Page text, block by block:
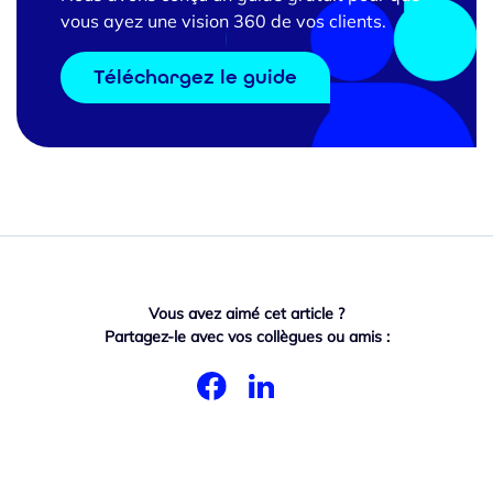
vous ayez une vision 360 de vos clients.
Téléchargez le guide
Vous avez aimé cet article ?
Partagez-le avec vos collègues ou amis :